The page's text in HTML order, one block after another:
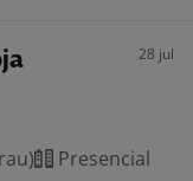
28 jul
Presencial